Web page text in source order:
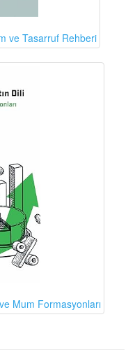
ve Tasarruf Rehberi
Mum Formasyonları